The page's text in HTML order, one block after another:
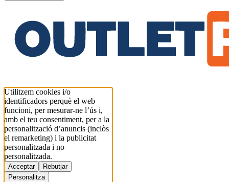
Utilitzem cookies i/o
identificadors perquè el web
funcioni, per mesurar-ne l’ús i,
amb el teu consentiment, per a la
personalització d’anuncis (inclòs
el remarketing) i la publicitat
personalitzada i no
personalitzada.
Acceptar
Rebutjar
Personalitza